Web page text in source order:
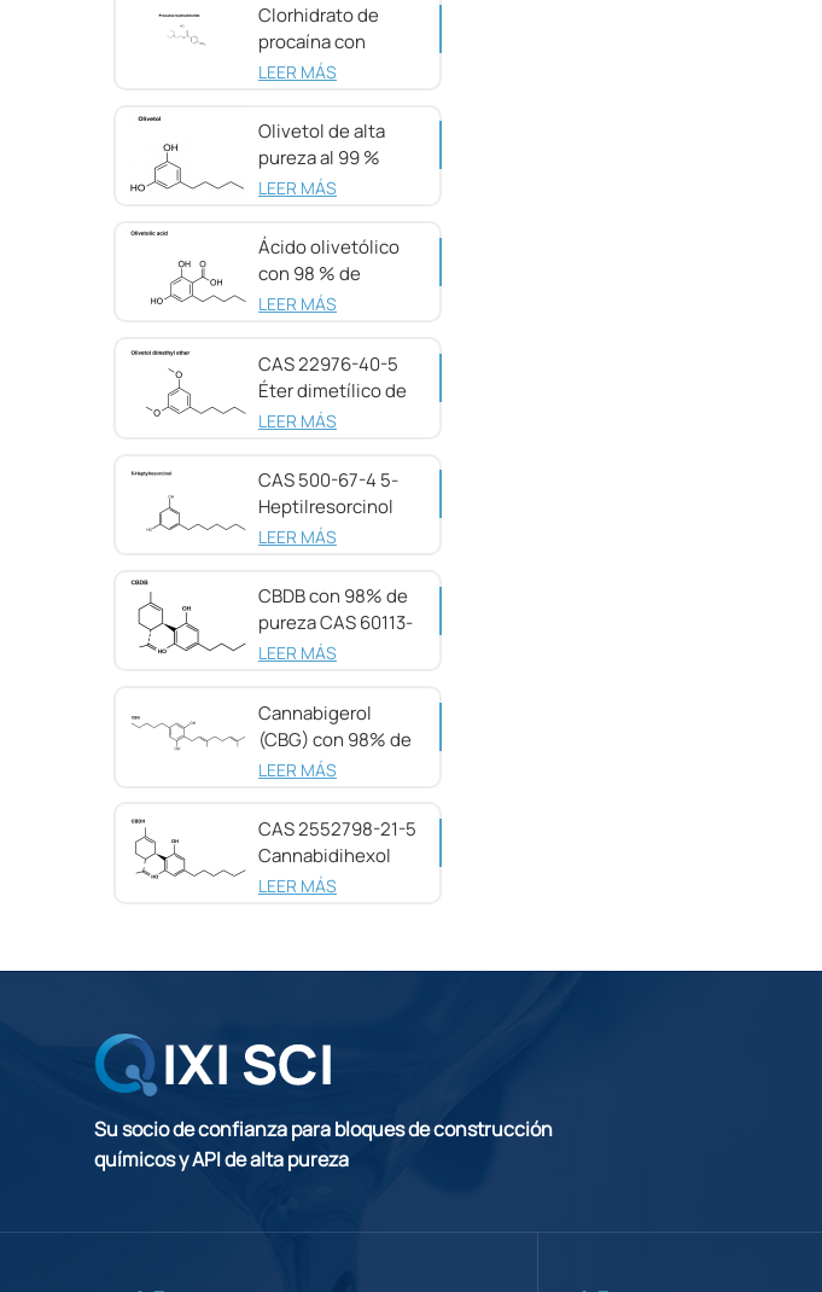
Clorhidrato de
procaína con
pureza del 98 %
LEER MÁS
Olivetol de alta
pureza al 99 %
CAS 500-66-3
LEER MÁS
Ácido olivetólico
con 98 % de
pureza CAS 491-
LEER MÁS
CAS 22976-40-5
Éter dimetílico de
olivetol, 98 %
LEER MÁS
CAS 500-67-4 5-
Heptilresorcinol
con 99 % de
LEER MÁS
CBDB con 98% de
pureza CAS 60113-
11-3
LEER MÁS
Cannabigerol
(CBG) con 98% de
pureza CAS
LEER MÁS
CAS 2552798-21-5
Cannabidihexol
(CBDH), 98%
LEER MÁS
Su socio de confianza para bloques de construcción
químicos y API de alta pureza